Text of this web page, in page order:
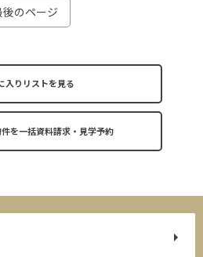
後のページ
入りリストを見る